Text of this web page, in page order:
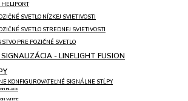
HELIPORT
SVETLO NÍZKEJ SVIETIVOSTI
SVETLO STREDNEJ SVIETIVOSTI
PRE POZIČNÉ SVETLO
- LINELIGHT FUSION
KONFIGUROVATEĽNÉ SIGNÁLNE STĹPY
BLACK
WHITE